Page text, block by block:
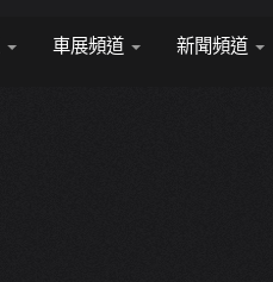
車展頻道 新聞頻道